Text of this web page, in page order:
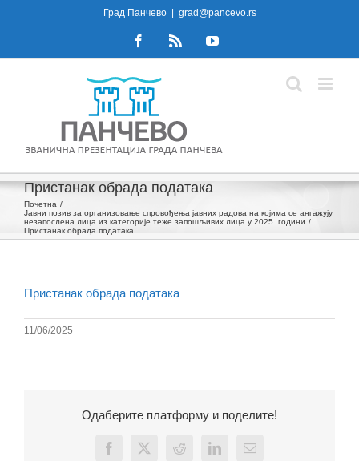
to
Град Панчево grad@pancevo.rs
FacebookRss YouTube
Пристанак обрада података
Почетна
Јавни позив за организовање спровођења јавних радова на којима се ангажују
незапослена лица из категорије теже запошљивих лица у 2025. години
Пристанак обрада података
Пристанак обрада података
11/06/2025
Одаберите платформу и поделите!
Facebook
X Reddit LinkedInEmail